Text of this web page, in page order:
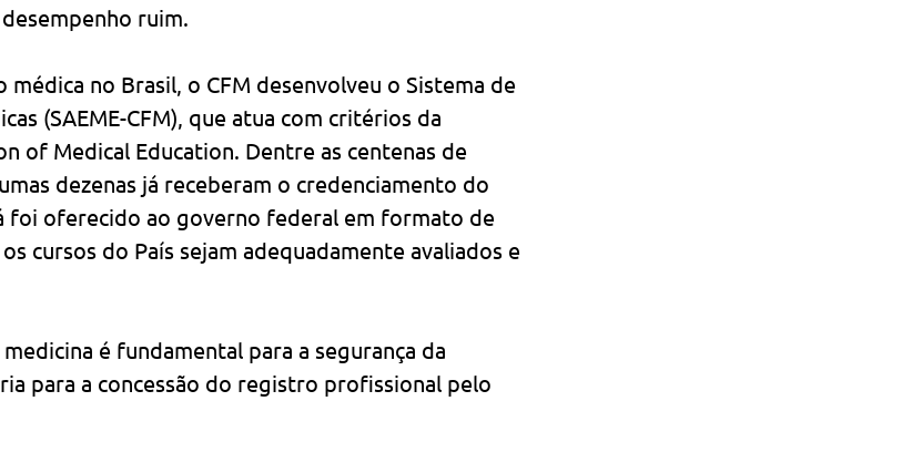
ruim.
médica no Brasil, o CFM desenvolveu o Sistema de
(SAEME-CFM), que atua com critérios da
of Medical Education. Dentre as centenas de
dezenas já receberam o credenciamento do
foi oferecido ao governo federal em formato de
cursos do País sejam adequadamente avaliados e
é fundamental para a segurança da
para a concessão do registro profissional pelo